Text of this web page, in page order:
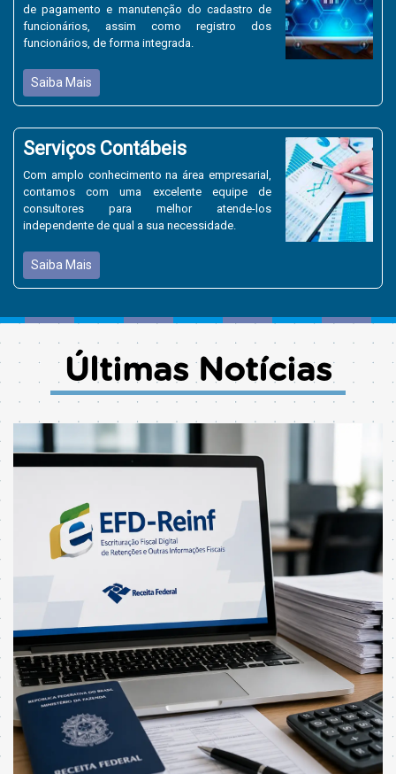
de pagamento e manutenção do cadastro de
funcionários, assim como registro dos
funcionários, de forma integrada.
Saiba Mais
Serviços Contábeis
Com amplo conhecimento na área empresarial,
contamos com uma excelente equipe de
consultores para melhor atende-los
independente de qual a sua necessidade.
Saiba Mais
Últimas Notícias